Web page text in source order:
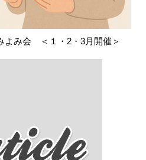
よみ会 ＜１・2・3月開催＞